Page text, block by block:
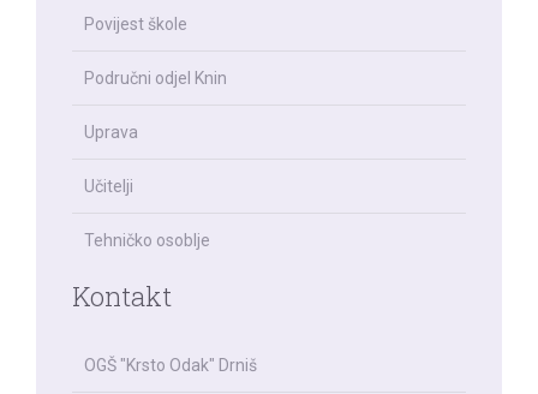
Povijest škole
Područni odjel Knin
Uprava
Učitelji
Tehničko osoblje
Kontakt
OGŠ "Krsto Odak" Drniš